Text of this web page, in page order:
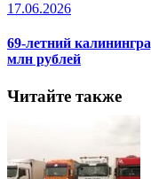
17.06.2026
69-летний
млн рублей
Читайте также